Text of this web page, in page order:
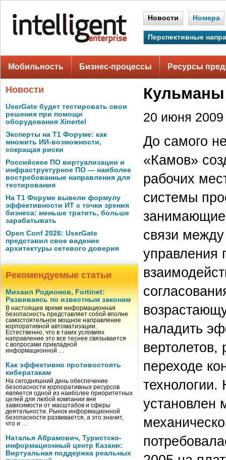
Новости Номера
Перспективные
Мобильность Бизнес-процессы Ресурсы
Новости
UserGate будет тестировать свои
решения при помощи
оборудования Xinertel
Эксперты на Т1 Форуме: как
множить ИИ-возможности,
сокращая риски
Российское ПО виртуализации и
инфраструктурное ПО — наиболее
востребованные направления для
тестирования
На Т1 Форуме вывели формулу
эффективности ИТ с точки зрения
бизнеса: меньше тратить, больше
зарабатывать
Open Conf 2026: UserGate
представил свое видение
архитектуры сетевого доверия
Рекомендуемые статьи
Михаил Родионов, Fortinet:
Развиваясь по известным законам
В настоящее время информационная
безопасность представляет собой вполне
самостоятельное мощное направление
корпоративной автоматизации.
Естественно, что в таких условиях
направление это все теснее связывается
с вопросами прикладной
информационной …
Как эффективно противостоять
кибератакам
На сегодняшний день обеспечение
безопасности корпоративных ресурсов
является одной из наиболее приоритетных
целей для любой компании вне
зависимости от масштабов и сферы
деятельности. Рынок информационной
безопасности развивается, а это значит,
что и …
Наталья Абрамович, Туристско-
информационный центр Казани:
Виртуальная поддержка реальных
Кульманы
20 июня 2009
До самого
«Камов»
рабочих
системы
связи
управления
наладить
переходе
установлен